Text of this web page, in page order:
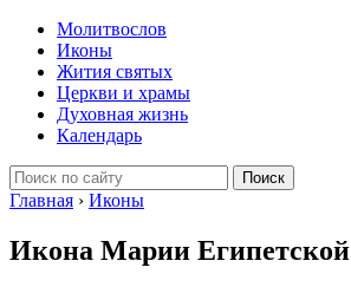
Молитвослов
Иконы
Жития святых
Церкви и храмы
Духовная жизнь
Календарь
Главная › Иконы
Икона Марии Египетской